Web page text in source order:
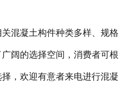
混凝土构件种类多样、规格
阔的选择空间，消费者可根
，欢迎有意者来电进行混凝